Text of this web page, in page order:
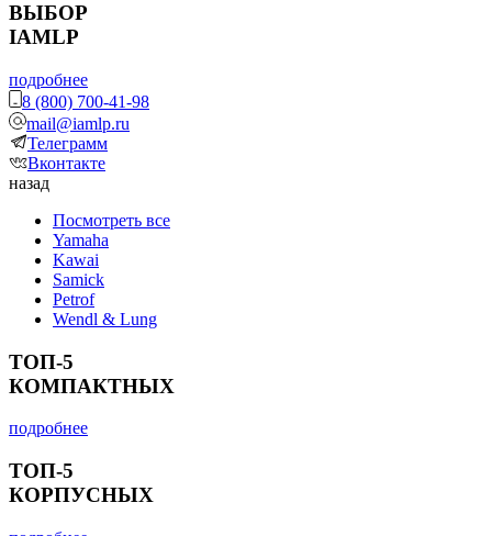
ВЫБОР
IAMLP
подробнее
8 (800) 700-41-98
mail@iamlp.ru
Телеграмм
Вконтакте
назад
Посмотреть все
Yamaha
Kawai
Samick
Petrof
Wendl & Lung
ТОП-5
КОМПАКТНЫХ
подробнее
ТОП-5
КОРПУСНЫХ